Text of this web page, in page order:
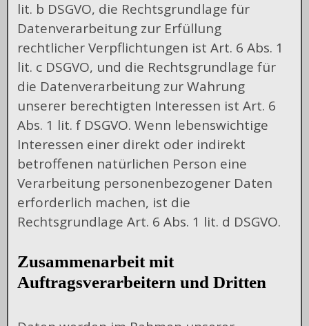
lit. b DSGVO, die Rechtsgrundlage für
Datenverarbeitung zur Erfüllung
rechtlicher Verpflichtungen ist Art. 6 Abs. 1
lit. c DSGVO, und die Rechtsgrundlage für
die Datenverarbeitung zur Wahrung
unserer berechtigten Interessen ist Art. 6
Abs. 1 lit. f DSGVO. Wenn lebenswichtige
Interessen einer direkt oder indirekt
betroffenen natürlichen Person eine
Verarbeitung personenbezogener Daten
erforderlich machen, ist die
Rechtsgrundlage Art. 6 Abs. 1 lit. d DSGVO.
Zusammenarbeit mit
Auftragsverarbeitern und Dritten